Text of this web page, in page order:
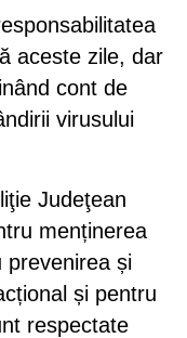
aceste zile, dar
cont de
virusului
Judeţean
menținerea
prevenirea și
și pentru
respectate